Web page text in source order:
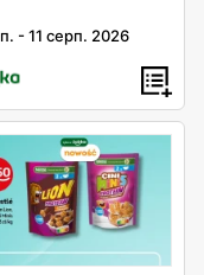
-11 серп. 2026